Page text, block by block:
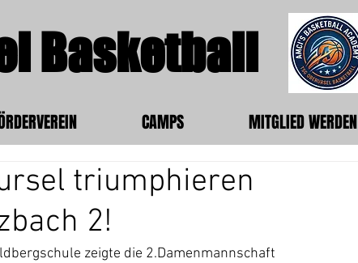
Basketball
CAMPS MITGLIED WERDEN
triumphieren
2!
zeigte die 2.Damenmannschaft